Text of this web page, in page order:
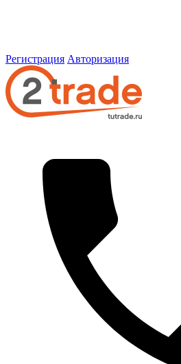
Регистрация Авторизация